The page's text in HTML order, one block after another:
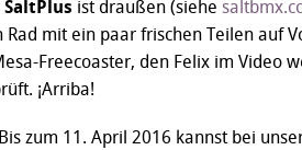
SaltPlus ist draußen (siehe
Rad mit ein paar frischen Teilen auf
Freecoaster, den Felix im Video
¡Arriba!
Bis zum 11. April 2016 kannst bei